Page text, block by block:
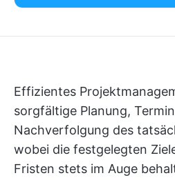
Effizientes
sorgfältige Planung,
Nachverfolgung des
wobei die festgelegten
Fristen stets im Auge